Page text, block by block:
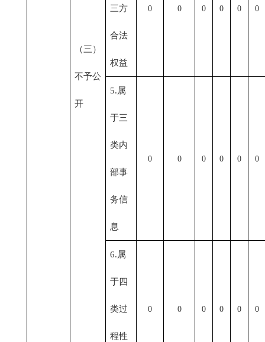
（三）
不予公
开
三方
合法
权益
0 0 0 0 0 0
5.属
于三
类内
部事
务信
息
0 0 0 0 0 0
6.属
于四
类过
程性
0 0 0 0 0 0